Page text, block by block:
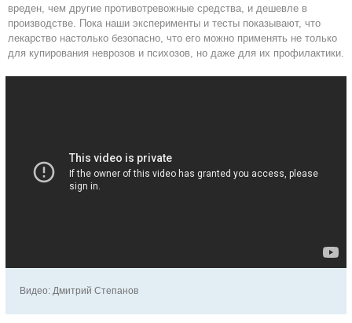
вреден, чем другие противотревожные средства, и дешевле в
производстве. Пока наши эксперименты и тесты показывают, что
лекарство настолько безопасно, что его можно применять не только
для купирования неврозов и психозов, но даже для их профилактики.
Видео: Дмитрий Степанов